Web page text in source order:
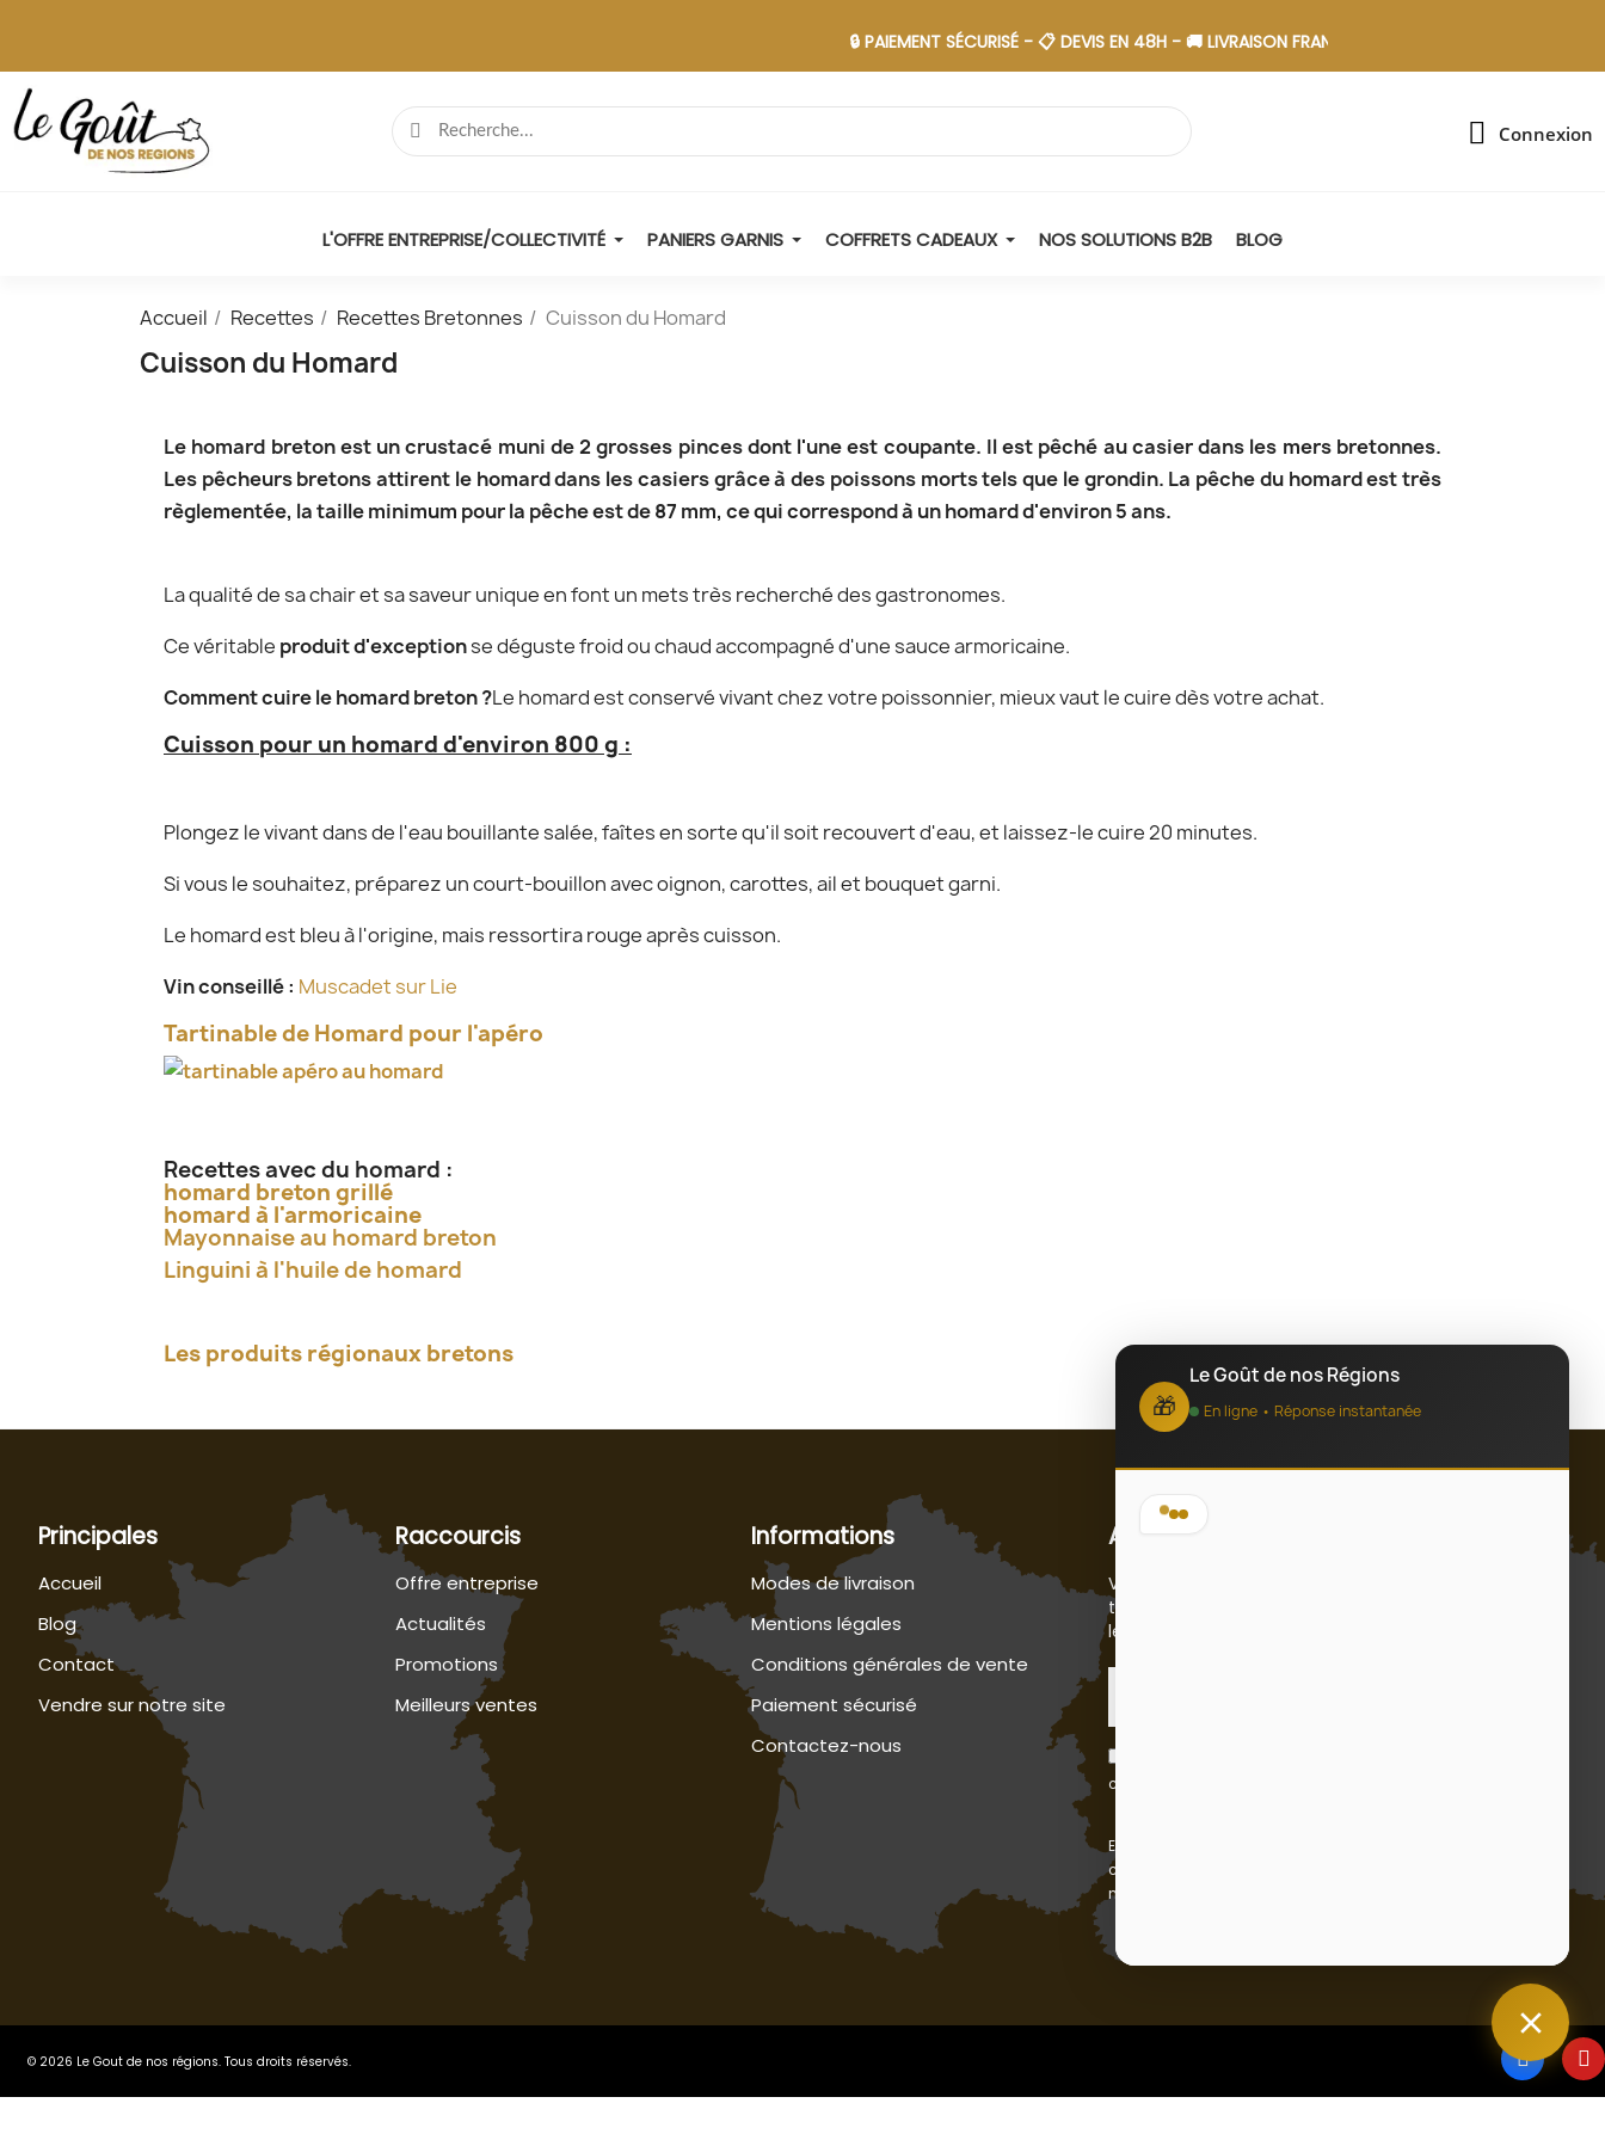
🔒 PAIEMENT SÉCURISÉ - 📋 DEVIS EN 48H - 🚚 LIVRAISON FRANCE - 🎁 ASSEMBLAGE EN ESAT
Connexion
L'OFFRE ENTREPRISE/COLLECTIVITÉ PANIERS GARNIS COFFRETS CADEAUX NOS SOLUTIONS B2B BLOG
Accueil Recettes Recettes Bretonnes Cuisson du Homard
Cuisson du Homard
Le homard breton est un crustacé muni de 2 grosses pinces dont l'une est coupante. Il est pêché au casier dans les mers bretonnes.
Les pêcheurs bretons attirent le homard dans les casiers grâce à des poissons morts tels que le grondin. La pêche du homard est très
règlementée, la taille minimum pour la pêche est de 87 mm, ce qui correspond à un homard d'environ 5 ans.
La qualité de sa chair et sa saveur unique en font un mets très recherché des gastronomes.
Ce véritable produit d'exceptionse déguste froid ou chaud accompagné d'une sauce armoricaine.
Comment cuire le homard breton ?Le homard est conservé vivant chez votre poissonnier, mieux vaut le cuire dès votre achat.
Cuisson pour un homard d'environ 800 g :
Plongez le vivant dans de l'eau bouillante salée, faîtes en sorte qu'il soit recouvert d'eau, et laissez-le cuire 20 minutes.
Si vous le souhaitez, préparez un court-bouillon avec oignon, carottes, ail et bouquet garni.
Le homard est bleu à l'origine, mais ressortira rouge après cuisson.
Vin conseillé : Muscadet sur Lie
Tartinable de Homard pour l'apéro
Recettes avec du homard :
homard breton grillé
homard à l'armoricaine
Mayonnaise au homard breton
Linguini à l'huile de homard
Les produits régionaux bretons
Principales
Accueil
Blog
Contact
Vendre sur notre site
Raccourcis
Offre entreprise
Actualités
Promotions
Meilleurs ventes
Informations
Modes de livraison
Mentions légales
Conditions générales de vente
Paiement sécurisé
Contactez-nous
Abonnez-vous
Vous pouvez vous désinscrire à tout moment. Vous
trouverez pour cela nos informations de contact dans
les conditions d'utilisation du site.
confidentialité
En vous abonnant, vous acceptez notre politique de
confidentialité et consentez à recevoir des mises à jour de
notre entreprise.
🎁
Le Goût de nos Régions
En ligne • Réponse instantanée
© 2026 Le Gout de nos régions. Tous droits réservés.